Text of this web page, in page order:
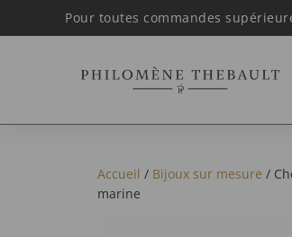
Pour toutes commandes
Accueil / Bijoux sur mesure /
marine